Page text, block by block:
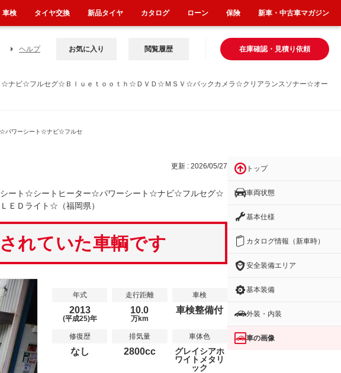
ビ☆フルセグ☆Ｂｌｕｅｔｏｏｔｈ☆ＤＶＤ☆ＭＳＶ☆バックカメラ☆クリアランスソナー☆オー
ヘルプ 在庫確認・見積り依頼
お気に入り 閲覧履歴
パワーシート☆ナビ☆フルセ
更新 : 2026/05/27
ート☆シートヒーター☆パワーシート☆ナビ☆フルセグ☆
ＥＤライト☆（福岡県）
れていた車輌です
年式
2013
(平成25)年
走行距離
10.0
万km
車検
車検整備付
修復歴
なし
排気量
2800cc
車体色
グレイシアホ
ワイトメタリ
ック
トップ
車両状態
基本仕様
カタログ情報（新車時）
安全装備エリア
基本装備
外装・内装
車の画像
車検 タイヤ交換 新品タイヤ カタログ ローン 保険 新車・中古車マガジン